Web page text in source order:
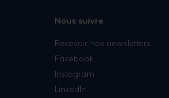
Nous suivre
Recevoir nos newsletters
Facebook
Instagram
LinkedIn